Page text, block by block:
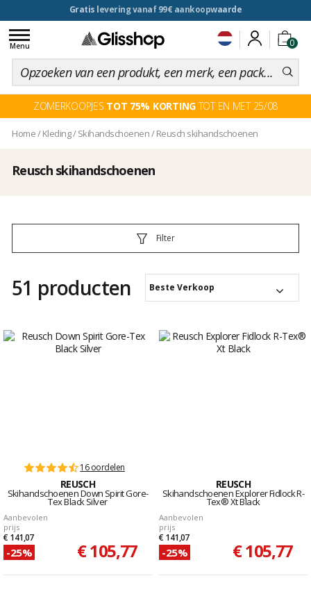
voor een 100 dagen inruiling
0
Toggle
navigation
Menu
ZOMERKOOPJES TOT 75% KORTINGTOT EN MET 25/08
Home/ Kleding/Skihandschoenen/Reusch skihandschoenen
Reusch skihandschoenen
Filter
51 producten Beste Verkoop
16 oordelen
REUSCH
Skihandschoenen Down Spirit Gore-
Tex Black Silver
Aanbevolen
prijs
€ 141,07
-25% € 105,77
REUSCH
Skihandschoenen Explorer Fidlock R-
Tex® Xt Black
Aanbevolen
prijs
€ 141,07
-25% € 105,77